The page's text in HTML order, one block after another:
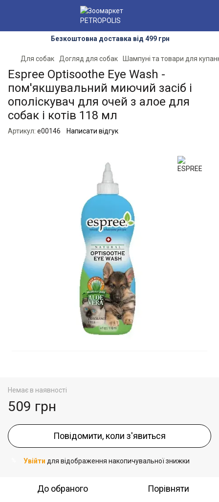
Безкоштовна доставка від 499 грн
Для собак Догляд для собак Шампуні та товари для
Espree Optisoothe Eye Wash -
пом'якшувальний миючий засіб і
ополіскувач для очей з алое для
собак і котів 118 мл
Артикул: e00146 Написати відгук
Немає в наявності
509 грн
Повідомити, коли з'явиться
Увійти для відображення накопичувальної знижки
До обраного Порівняти